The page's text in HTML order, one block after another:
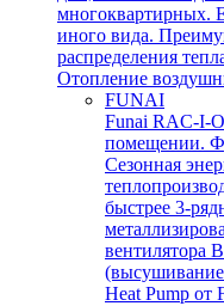
многоквартирных.
иного вида.
распределения
Отопление
FUNAI
Funai RAC-I-
помещении.
Сезонная
быстрее 3-
вентилятора
Heat Pump от